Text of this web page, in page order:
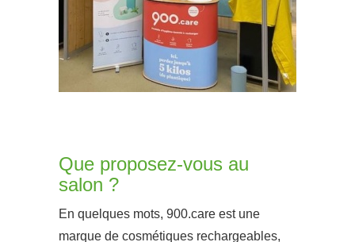
Que proposez-vous au
salon ?
En quelques mots, 900.care est une
marque de cosmétiques rechargeables,